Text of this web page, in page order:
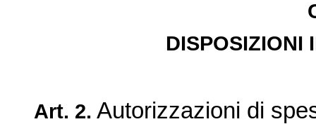
DISPOSIZIONI
Art. 2. Autorizzazioni di